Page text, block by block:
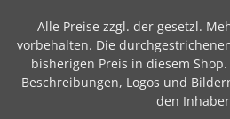
Alle Preise zzgl. der gesetzl.
vorbehalten. Die
bisherigen Preis in diesem
Beschreibungen, Logos und
den